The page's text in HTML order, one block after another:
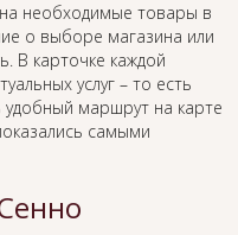
необходимые товары в
о выборе магазина или
В карточке каждой
услуг – то есть
удобный маршрут на карте
самыми